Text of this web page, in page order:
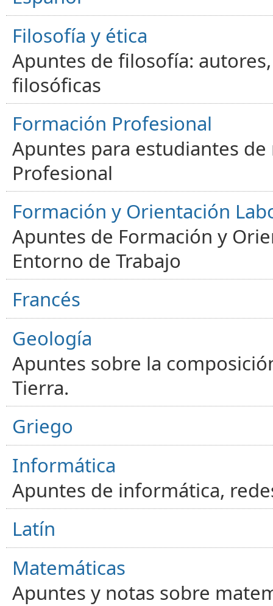
Filosofía y ética
Apuntes de filosofía:
filosóficas
Formación Profesional
Apuntes para estudiantes
Profesional
Formación y Orientación
Apuntes de Formación y
Entorno de Trabajo
Francés
Geología
Apuntes sobre la
Tierra.
Griego
Informática
Apuntes de informática,
Latín
Matemáticas
Apuntes y notas sobre